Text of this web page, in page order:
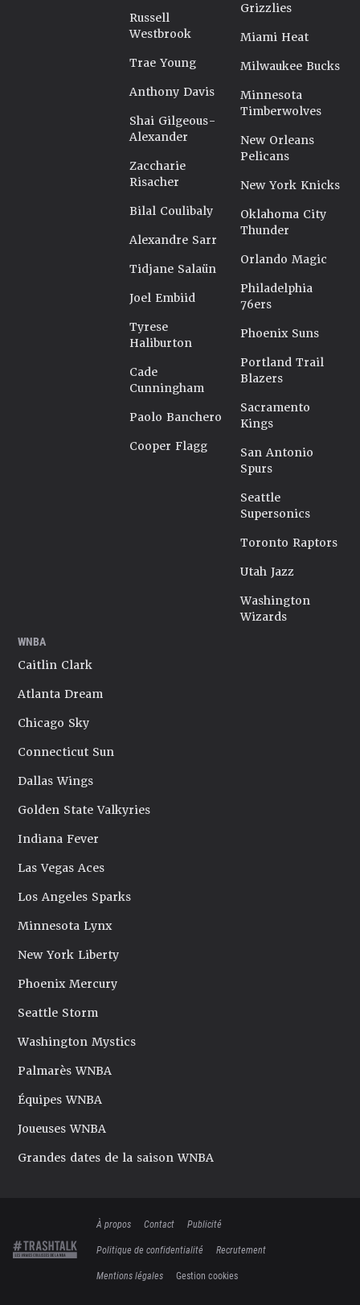
Russell
Westbrook
Trae Young
Anthony Davis
Shai Gilgeous-
Alexander
Zaccharie
Risacher
Bilal Coulibaly
Alexandre Sarr
Tidjane Salaün
Joel Embiid
Tyrese
Haliburton
Cade
Cunningham
Paolo Banchero
Cooper Flagg
Grizzlies
Miami Heat
Milwaukee Bucks
Minnesota
Timberwolves
New Orleans
Pelicans
New York Knicks
Oklahoma City
Thunder
Orlando Magic
Philadelphia
76ers
Phoenix Suns
Portland Trail
Blazers
Sacramento
Kings
San Antonio
Spurs
Seattle
Supersonics
Toronto Raptors
Utah Jazz
Washington
Wizards
WNBA
Caitlin Clark
Atlanta Dream
Chicago Sky
Connecticut Sun
Dallas Wings
Golden State Valkyries
Indiana Fever
Las Vegas Aces
Los Angeles Sparks
Minnesota Lynx
New York Liberty
Phoenix Mercury
Seattle Storm
Washington Mystics
Palmarès WNBA
Équipes WNBA
Joueuses WNBA
Grandes dates de la saison WNBA
À propos Contact
Publicité
Politique de confidentialité
Recrutement
Mentions légales
Gestion cookies